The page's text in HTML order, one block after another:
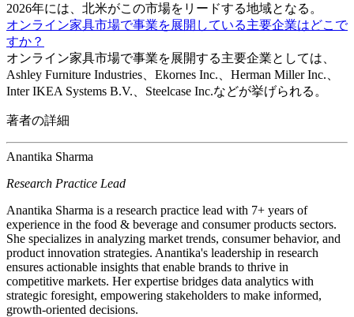
2026年には、北米がこの市場をリードする地域となる。
オンライン家具市場で事業を展開している主要企業はどこで
すか？
オンライン家具市場で事業を展開する主要企業としては、
Ashley Furniture Industries、Ekornes Inc.、Herman Miller Inc.、
Inter IKEA Systems B.V.、Steelcase Inc.などが挙げられる。
著者の詳細
Anantika Sharma
Research Practice Lead
Anantika Sharma is a research practice lead with 7+ years of
experience in the food & beverage and consumer products sectors.
She specializes in analyzing market trends, consumer behavior, and
product innovation strategies. Anantika's leadership in research
ensures actionable insights that enable brands to thrive in
competitive markets. Her expertise bridges data analytics with
strategic foresight, empowering stakeholders to make informed,
growth-oriented decisions.